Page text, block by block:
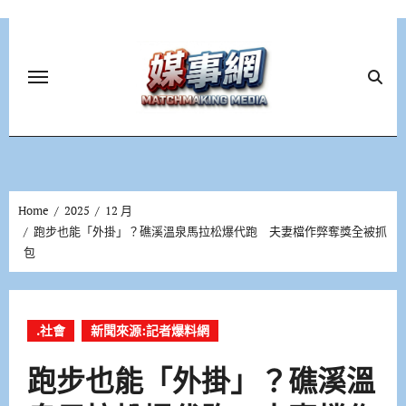
Home 2025
12 月
跑步也能「外掛」？礁溪溫泉馬拉松爆代跑 夫妻檔作弊奪獎全被抓
包
.社會 新聞來源:記者爆料網
跑步也能「外掛」？礁溪溫